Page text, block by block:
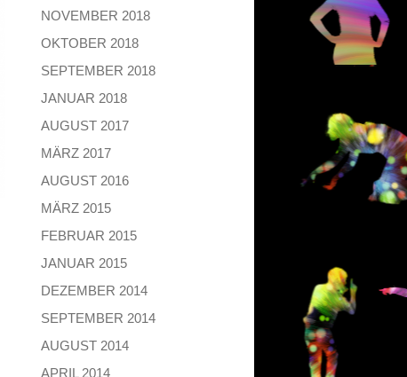
NOVEMBER 2018
OKTOBER 2018
SEPTEMBER 2018
JANUAR 2018
AUGUST 2017
MÄRZ 2017
AUGUST 2016
MÄRZ 2015
FEBRUAR 2015
JANUAR 2015
DEZEMBER 2014
SEPTEMBER 2014
AUGUST 2014
APRIL 2014